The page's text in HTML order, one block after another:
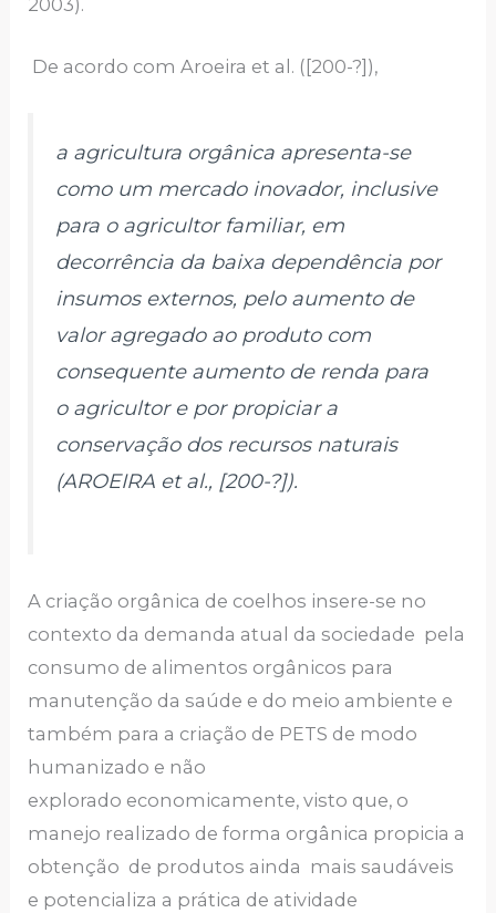
De acordo com Aroeira et al. ([200-?]),
a agricultura orgânica apresenta-se
como um mercado inovador, inclusive
para o agricultor familiar, em
decorrência da baixa dependência por
insumos externos, pelo aumento de
valor agregado ao produto com
consequente aumento de renda para
o agricultor e por propiciar a
conservação dos recursos naturais
(AROEIRA et al., [200-?]).
A criação orgânica de coelhos insere-se no
contexto da demanda atual da sociedade pela
consumo de alimentos orgânicos para
manutenção da saúde e do meio ambiente e
também para a criação de PETS de modo
humanizado e não
explorado economicamente, visto que, o
manejo realizado de forma orgânica propicia a
obtenção de produtos ainda mais saudáveis
e potencializa a prática de atividade